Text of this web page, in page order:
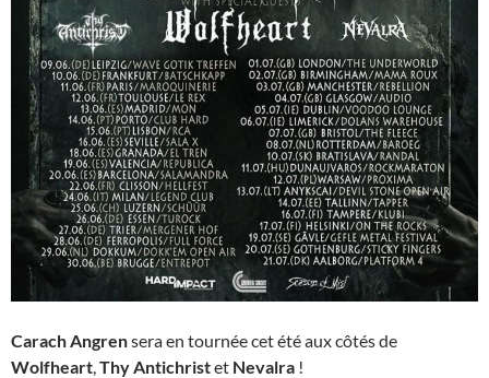
Carach Angrensera en tournée cet été aux côtés de
Wolfheart,Thy Antichristet Nevalra !